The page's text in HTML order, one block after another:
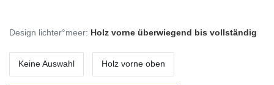
Design lichter°meer: Holz vorne überwiegend bis vollständig
Keine Auswahl Holz vorne oben